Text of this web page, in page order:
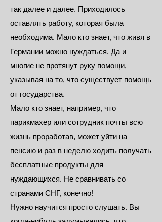
так далее и далее. Приходилось
оставлять работу, которая была
необходима. Мало кто знает, что живя в
Германии можно нуждаться. Да и
многие не протянут руку помощи,
указывая на то, что существует помощь
от государства.
Мало кто знает, например, что
парикмахер или сотрудник почты всю
жизнь проработав, может уйти на
пенсию и раз в неделю ходить получать
бесплатные продукты для
нуждающихся. Не сравнивать со
странами СНГ, конечно!
Нужно научится просто слушать. Вы